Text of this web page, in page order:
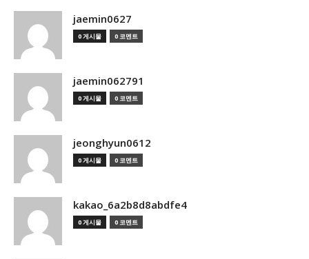
jaemin0627
0 게시물 0 코멘트
jaemin062791
0 게시물 0 코멘트
jeonghyun0612
0 게시물 0 코멘트
kakao_6a2b8d8abdfe4
0 게시물 0 코멘트